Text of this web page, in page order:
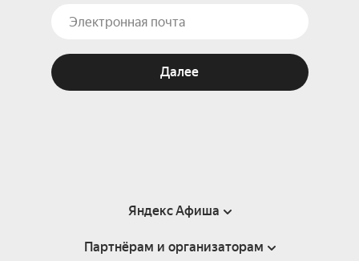
Далее
Яндекс Афиша
Справка
Партнёрам и организаторам